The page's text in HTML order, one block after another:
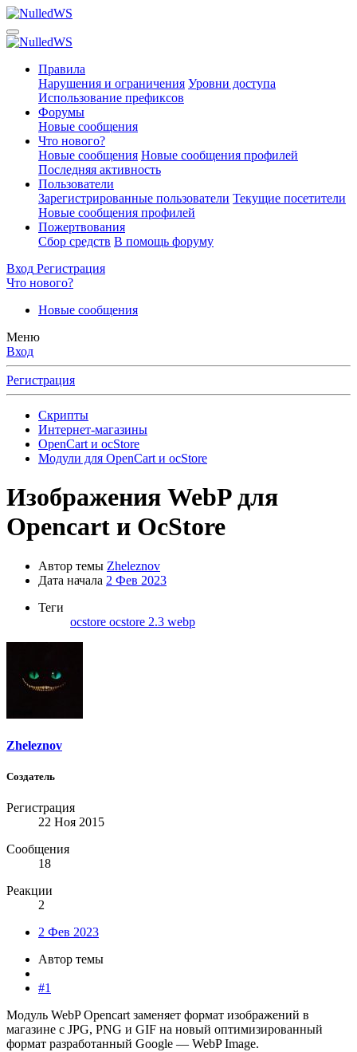
Правила
Нарушения и ограничения Уровни доступа
Использование префиксов
Форумы
Новые сообщения
Что нового?
Новые сообщения Новые сообщения профилей
Последняя активность
Пользователи
Зарегистрированные пользователи Текущие посетители
Новые сообщения профилей
Пожертвования
Сбор средств В помощь форуму
Вход Регистрация
Что нового?
Новые сообщения
Меню
Вход
Регистрация
Скрипты
Интернет-магазины
OpenCart и ocStore
Модули для OpenCart и ocStore
Изображения WebP для
Opencart и OcStore
Автор темы Zheleznov
Дата начала 2 Фев 2023
Теги
ocstore ocstore 2.3 webp
Zheleznov
Создатель
Регистрация
22 Ноя 2015
Сообщения
18
Реакции
2
2 Фев 2023
Автор темы
#1
Модуль WebP Opencart заменяет формат изображений в
магазине с JPG, PNG и GIF на новый оптимизированный
формат разработанный Google — WebP Image.